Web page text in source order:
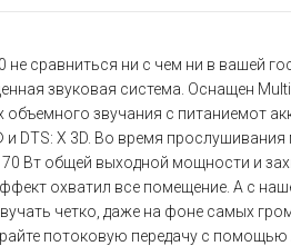
не сравниться ни с чем ни в вашей
звуковая система. Оснащен
объемного звучания с питаниемот
DTS: X 3D. Во время
Вт общей выходной мощности и
охватил все помещение. А с
четко, даже на фоне самых
потоковую передачу с помощью